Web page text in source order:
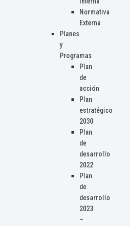
Normativa
Externa
Planes
y
Programas
Plan
de
acción
Plan
estratégico
2030
Plan
de
desarrollo
2022
Plan
de
desarrollo
2023
–